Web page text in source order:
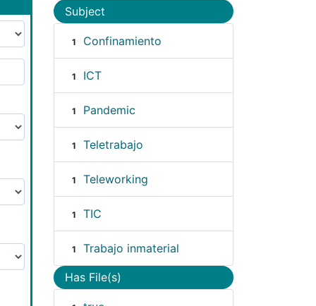
Subject
1 Confinamiento
1 ICT
1 Pandemic
1 Teletrabajo
1 Teleworking
1 TIC
1 Trabajo inmaterial
Has File(s)